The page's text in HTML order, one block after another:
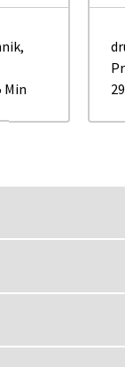
,
Min